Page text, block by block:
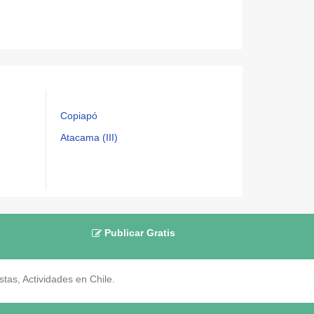
Copiapó
Atacama (III)
Publicar Gratis
Actividades en Chile.